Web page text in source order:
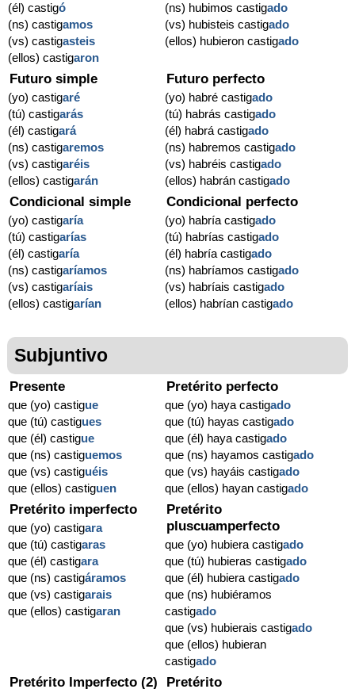
(él) castigó
(ns) castigamos
(vs) castigasteis
(ellos) castigaron
(ns) hubimos castigado
(vs) hubisteis castigado
(ellos) hubieron castigado
Futuro simple
(yo) castigaré
(tú) castigarás
(él) castigará
(ns) castigaremos
(vs) castigaréis
(ellos) castigarán
Futuro perfecto
(yo) habré castigado
(tú) habrás castigado
(él) habrá castigado
(ns) habremos castigado
(vs) habréis castigado
(ellos) habrán castigado
Condicional simple
(yo) castigaría
(tú) castigarías
(él) castigaría
(ns) castigaríamos
(vs) castigaríais
(ellos) castigarían
Condicional perfecto
(yo) habría castigado
(tú) habrías castigado
(él) habría castigado
(ns) habríamos castigado
(vs) habríais castigado
(ellos) habrían castigado
Subjuntivo
Presente
que (yo) castigue
que (tú) castigues
que (él) castigue
que (ns) castiguemos
que (vs) castiguéis
que (ellos) castiguen
Pretérito perfecto
que (yo) haya castigado
que (tú) hayas castigado
que (él) haya castigado
que (ns) hayamos castigado
que (vs) hayáis castigado
que (ellos) hayan castigado
Pretérito imperfecto
que (yo) castigara
que (tú) castigaras
que (él) castigara
que (ns) castigáramos
que (vs) castigarais
que (ellos) castigaran
Pretérito
pluscuamperfecto
que (yo) hubiera castigado
que (tú) hubieras castigado
que (él) hubiera castigado
que (ns) hubiéramos
castigado
que (vs) hubierais castigado
que (ellos) hubieran
castigado
Pretérito Imperfecto (2) Pretérito